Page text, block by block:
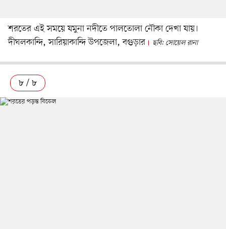
শরতের এই সময়ে যমুনা নদীতে পালতোলা নৌকা দেখা যায়।
দীঘলকান্দি, সারিয়াকান্দি উপজেলা, বগুড়ার
ছবি: সোয়েল রানা
৮ / ৮